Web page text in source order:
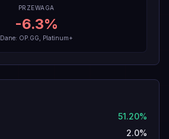
PRZEWAGA
-6.3%
Dane: OP.GG, Platinum+
51.20%
2.0%